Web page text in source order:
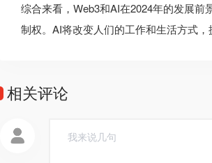
综合来看，Web3和AI在2024年的发展
制权。AI将改变人们的工作和生活方式，
相关评论